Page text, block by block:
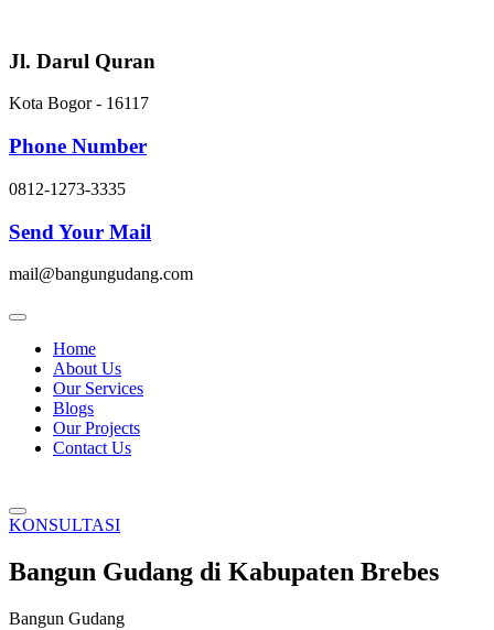
content
Jl. Darul Quran
Kota Bogor - 16117
Phone Number
0812-1273-3335
Send Your Mail
mail@bangungudang.com
Home
About Us
Our Services
Blogs
Our Projects
Contact Us
KONSULTASI
Bangun Gudang di Kabupaten Brebes
Bangun Gudang